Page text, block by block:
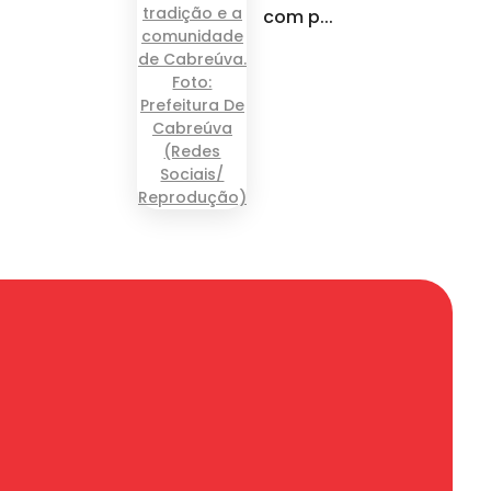
com p...